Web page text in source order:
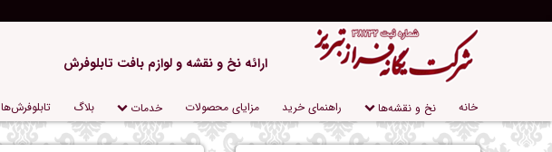
ارائه نخ و نقشه و لوازم بافت تابلوفرش
پریدن
از
ناوبری
خانه نخ و نقشه‌ها راهنمای خرید مزایای محصولات خدمات بلاگ تابلو‌فرش‌ها